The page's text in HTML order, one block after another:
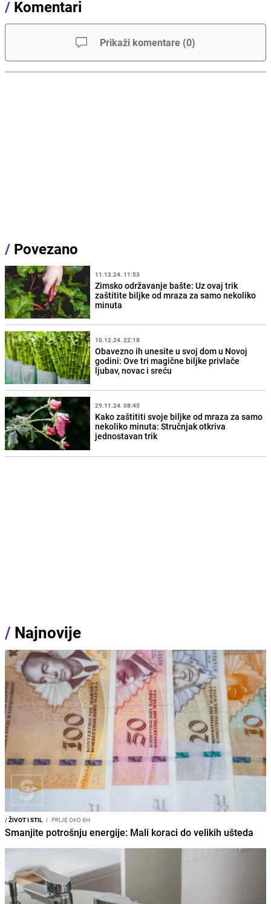
/ Komentari
Prikaži komentare (0)
/ Povezano
11.12.24. 11:53
Zimsko održavanje bašte: Uz ovaj trik
zaštitite biljke od mraza za samo nekoliko
minuta
10.12.24. 22:18
Obavezno ih unesite u svoj dom u Novoj
godini: Ove tri magične biljke privlače
ljubav, novac i sreću
29.11.24. 08:45
Kako zaštititi svoje biljke od mraza za samo
nekoliko minuta: Stručnjak otkriva
jednostavan trik
/ Najnovije
/ŽIVOT I STIL I PRIJE OKO 6H
Smanjite potrošnju energije: Mali koraci do velikih ušteda